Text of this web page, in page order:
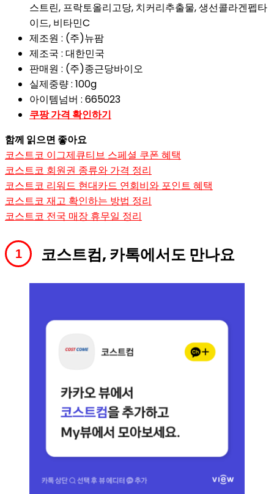
스트린, 프락토올리고당, 치커리추출물, 생선콜라겐펩타
이드, 비타민C
제조원 : (주)뉴팜
제조국 : 대한민국
판매원 : (주)종근당바이오
실제중량 : 100g
아이템넘버 : 665023
쿠팡 가격 확인하기
함께 읽으면 좋아요
코스트코 이그제큐티브 스페셜 쿠폰 혜택
코스트코 회원권 종류와 가격 정리
코스트코 리워드 현대카드 연회비와 포인트 혜택
코스트코 재고 확인하는 방법 정리
코스트코 전국 매장 휴무일 정리
코스트컴, 카톡에서도 만나요